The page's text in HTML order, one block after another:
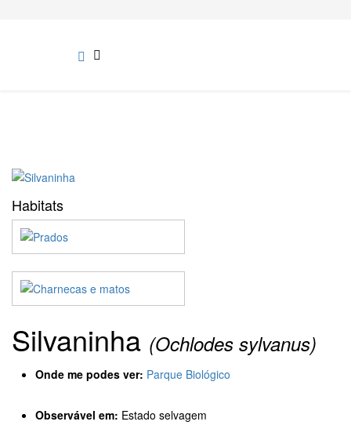
Habitats
Silvaninha (Ochlodes sylvanus)
Onde me podes ver: Parque Biológico
Observável em: Estado selvagem